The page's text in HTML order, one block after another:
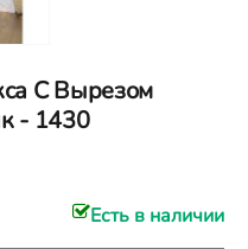
С Вырезом
- 1430
Есть в наличии